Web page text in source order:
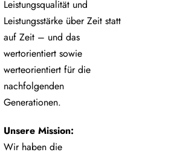
Leistungsqualität und
Leistungsstärke über Zeit statt
auf Zeit – und das
wertorientiert sowie
werteorientiert für die
nachfolgenden
Generationen.
Unsere Mission:
Wir haben die